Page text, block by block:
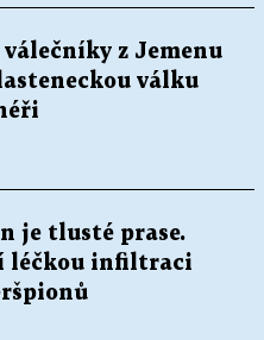
z Jemenu
válku
je tlusté prase.
léčkou infiltraci